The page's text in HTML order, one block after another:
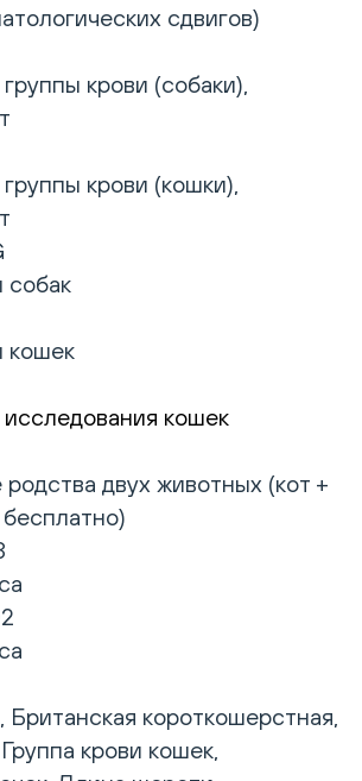
сдвигов)
крови (собаки),
крови (кошки),
собак
кошек
исследования кошек
двух животных (кот +
Британская короткошерстная,
крови кошек,